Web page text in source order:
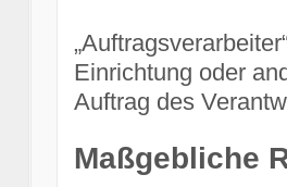
Einrichtung oder
Auftrag des
Maßgebliche